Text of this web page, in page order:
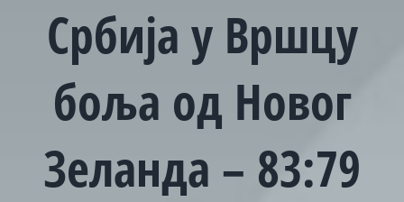
Србија у Вршцу
боља од Новог
Зеланда – 83:79